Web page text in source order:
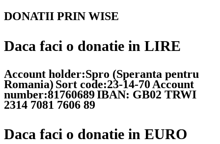
DONATII PRIN WISE
Daca faci o donatie in LIRE
Account holder:Spro (Speranta pentru
Romania) Sort code:23-14-70Account
number:81760689IBAN: GB02 TRWI
2314 7081 7606 89
Daca faci o donatie in EURO